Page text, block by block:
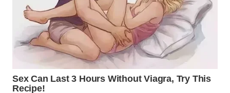
WN DELI
SERDANG
WN
TEBING
TINGGI